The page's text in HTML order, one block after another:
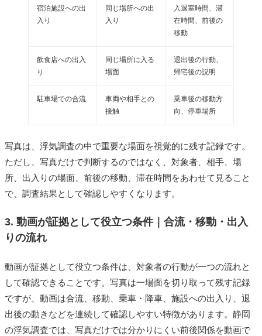
宿泊施設への出
入り
同じ場所への出
入り
入退室時間、滞
在時間、前後の
移動
飲食店への出入
り
同じ場所に入る
場面
退出後の行動、
帰宅後の説明
駐車場での合流
車両や相手との
接触
乗車後の移動方
向、停車場所
写真は、浮気調査の中で重要な場面を視覚的に残す記録です。
ただし、写真だけで判断するのではなく、対象者、相手、場
所、出入りの場面、前後の移動、滞在時間をあわせて見ること
で、調査結果として確認しやすくなります。
3. 動画が証拠として役立つ条件｜合流・移動・出入
りの流れ
動画が証拠として役立つ条件は、対象者の行動が一つの流れと
して確認できることです。写真は一場面を切り取って残す記録
ですが、動画は合流、移動、乗車・降車、施設への出入り、退
出後の動きなどを連続して確認しやすい特徴があります。静岡
の浮気調査では、写真だけでは分かりにくい前後関係を動画で